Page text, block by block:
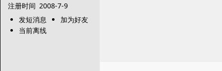
注册时间 2008-7-9
发短消息
加为好友
当前离线